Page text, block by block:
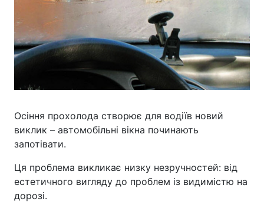
Осіння прохолода створює для водіїв новий
виклик – автомобільні вікна починають
запотівати.
Ця проблема викликає низку незручностей: від
естетичного вигляду до проблем із видимістю на
дорозі.